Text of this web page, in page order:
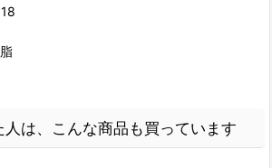
人は、こんな商品も買っています